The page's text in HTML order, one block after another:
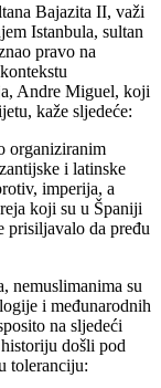
Bajazita II, važi
Istanbula, sultan
pravo na
Andre Miguel, koji
kaže sljedeće:
organiziranim
i latinske
imperija, a
koji su u Španiji
prisiljavalo da pređu
nemuslimanima su
i međunarodnih
na sljedeći
došli pod
toleranciju: